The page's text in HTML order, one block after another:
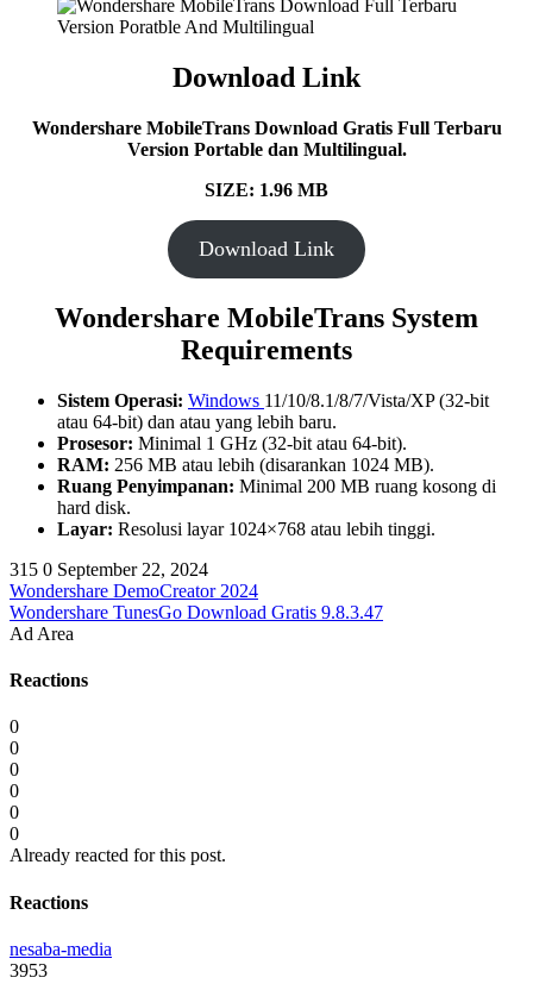
Download Link
Wondershare MobileTrans Download Gratis Full Terbaru
Version Portable dan Multilingual.
SIZE: 1.96 MB
Download Link
Wondershare MobileTrans System
Requirements
Sistem Operasi: Windows 11/10/8.1/8/7/Vista/XP (32-bit
atau 64-bit) dan atau yang lebih baru.
Prosesor: Minimal 1 GHz (32-bit atau 64-bit).
RAM: 256 MB atau lebih (disarankan 1024 MB).
Ruang Penyimpanan: Minimal 200 MB ruang kosong di
hard disk.
Layar: Resolusi layar 1024×768 atau lebih tinggi.
315 0 September 22, 2024
Wondershare DemoCreator 2024
Wondershare TunesGo Download Gratis 9.8.3.47
Ad Area
Reactions
0
0
0
0
0
0
Already reacted for this post.
Reactions
nesaba-media
3953